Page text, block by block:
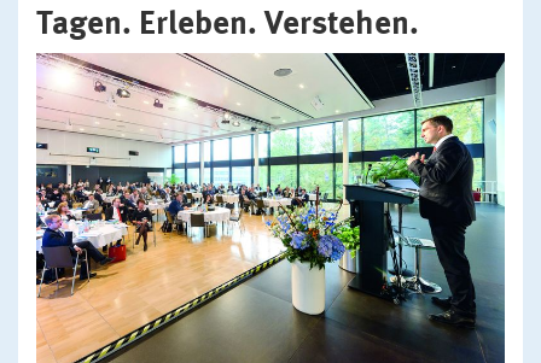
Tagen. Erleben. Verstehen.